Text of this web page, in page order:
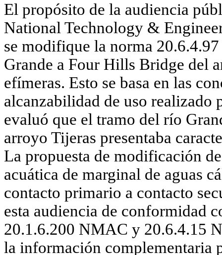
El propósito de la audiencia
National Technology &
se modifique la norma
Grande a Four Hills Bridge del
efímeras. Esto se basa en las
alcanzabilidad de uso realizado
evaluó que el tramo del río
arroyo Tijeras presentaba
La propuesta de modificación
acuática de marginal de aguas
contacto primario a contacto
esta audiencia de conformidad
20.1.6.200 NMAC y 20.6.4.15
la información complementaria